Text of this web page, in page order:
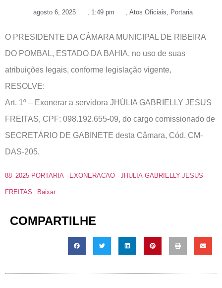
agosto 6, 2025 , 1:49 pm , Atos Oficiais, Portaria
O PRESIDENTE DA CÂMARA MUNICIPAL DE RIBEIRA
DO POMBAL, ESTADO DA BAHIA, no uso de suas
atribuições legais, conforme legislação vigente,
RESOLVE:
Art. 1º – Exonerar a servidora JHÚLIA GABRIELLY JESUS
FREITAS, CPF: 098.192.655-09, do cargo comissionado de
SECRETÁRIO DE GABINETE desta Câmara, Cód. CM-
DAS-205.
88_2025-PORTARIA_-EXONERACAO_-JHULIA-GABRIELLY-JESUS-
FREITAS Baixar
COMPARTILHE